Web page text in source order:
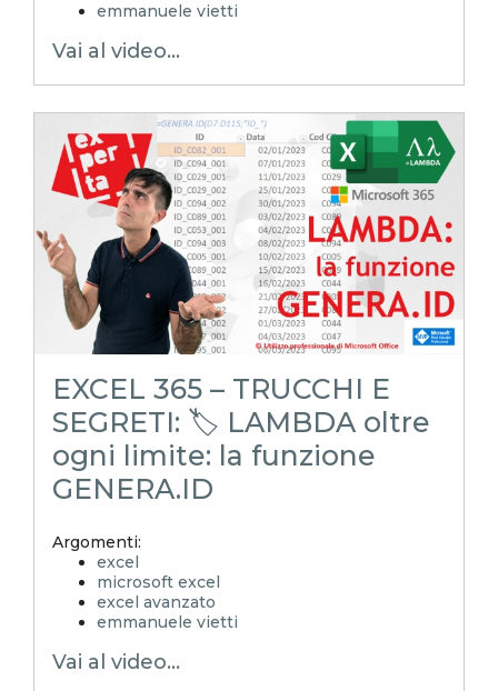
emmanuele vietti
excel tutorial ita
reporting in excel
Experta
xlsx
excel magico
excel facile
EXCELoltreognilimite
EXCELtrucchiesegreti
excel tips
excel tutorial italiano
funzione lambda
lancia dadi
estrazione dadi
dado
gioco dadi
Vai al video...
EXCEL 365 – TRUCCHI E
SEGRETI: 🏷️ LAMBDA oltre
ogni limite: la funzione
GENERA.ID
Argomenti:
excel
microsoft excel
excel avanzato
emmanuele vietti
excel tutorial ita
Vai al video...